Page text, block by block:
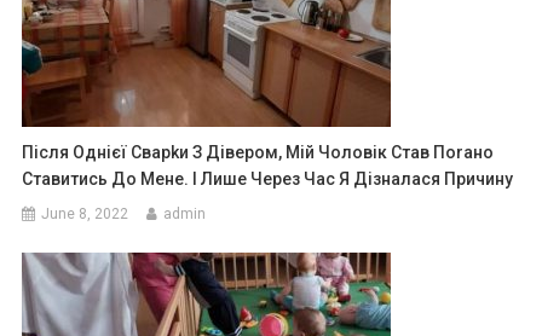
Після Однієї Сварkи З Дівером, Мій Чоловік Став Поrано
Ставитись До Мене. І Лише Через Час Я Дізналася Причину
June 8, 2022 admin